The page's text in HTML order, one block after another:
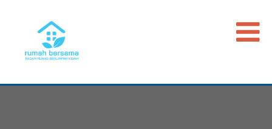
Beranda